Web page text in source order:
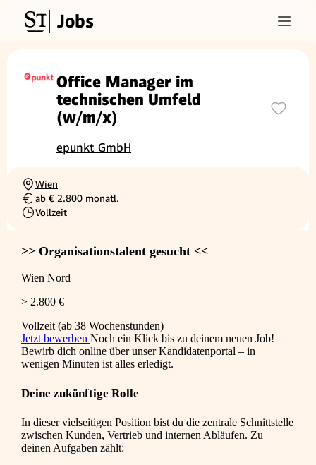
Jobs
Office Manager im
technischen Umfeld
(w/m/x)
epunkt GmbH
Ortschaft
Wien
Gehalt
ab € 2.800 monatl.
Beschäftigungsart
Vollzeit
>> Organisationstalent gesucht <<
Wien Nord
> 2.800 €
Vollzeit (ab 38 Wochenstunden)
Jetzt bewerben Noch ein Klick bis zu deinem neuen Job!
Bewirb dich online über unser Kandidatenportal – in
wenigen Minuten ist alles erledigt.
Deine zukünftige Rolle
In dieser vielseitigen Position bist du die zentrale Schnittstelle
zwischen Kunden, Vertrieb und internen Abläufen. Zu
deinen Aufgaben zählt: